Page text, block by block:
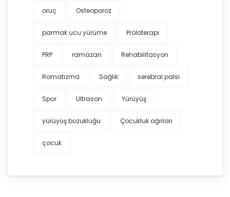
oruç Osteoporoz
parmak ucu yürüme Proloterapi
PRP ramazan Rehabilitasyon
Romatizma Sağlık serebral palsi
Spor Ultrason Yürüyüş
yürüyüş bozukluğu Çocukluk ağrıları
çocuk